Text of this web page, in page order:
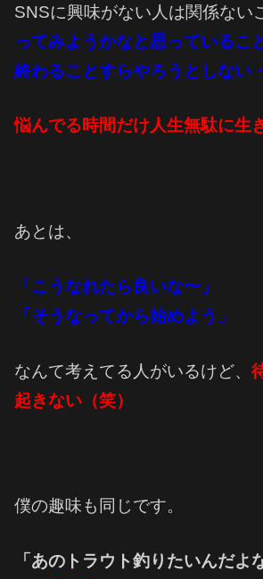
SNSに興味がない人は関係ない
ってみようかなと思っているこ
終わることすらやろうとしない
悩んでる時間だけ人生無駄に生
あとは、
「こうなれたら良いな〜」
「そうなってから始めよう」
なんて考えてる人がいるけど、
起きない（笑）
僕の趣味も同じです。
「あのトラウト釣りたいんだよ